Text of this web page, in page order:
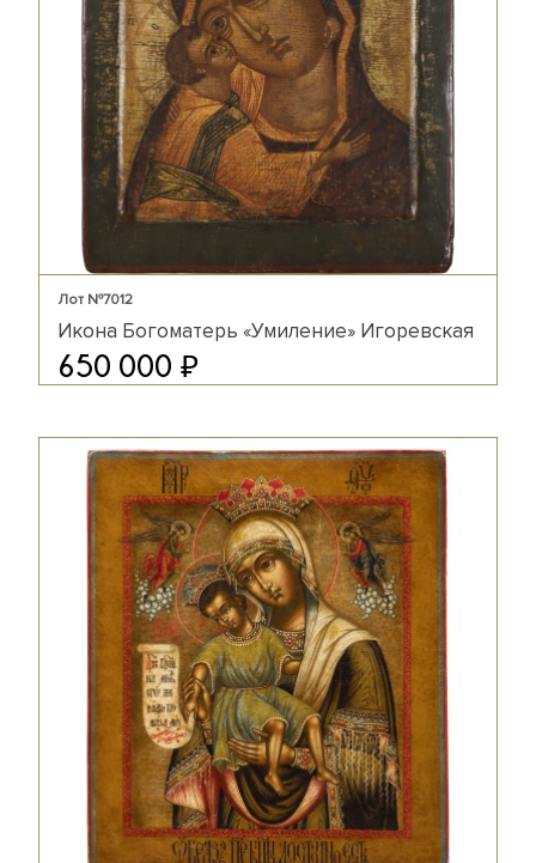
Лот №7012
Икона Богоматерь «Умиление» Игоревская
650 000 ₽